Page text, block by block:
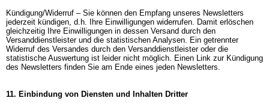
Kündigung/Widerruf – Sie können den Empfang unseres Newsletters
jederzeit kündigen, d.h. Ihre Einwilligungen widerrufen. Damit erlöschen
gleichzeitig Ihre Einwilligungen in dessen Versand durch den
Versanddienstleister und die statistischen Analysen. Ein getrennter
Widerruf des Versandes durch den Versanddienstleister oder die
statistische Auswertung ist leider nicht möglich. Einen Link zur Kündigung
des Newsletters finden Sie am Ende eines jeden Newsletters.
11. Einbindung von Diensten und Inhalten Dritter